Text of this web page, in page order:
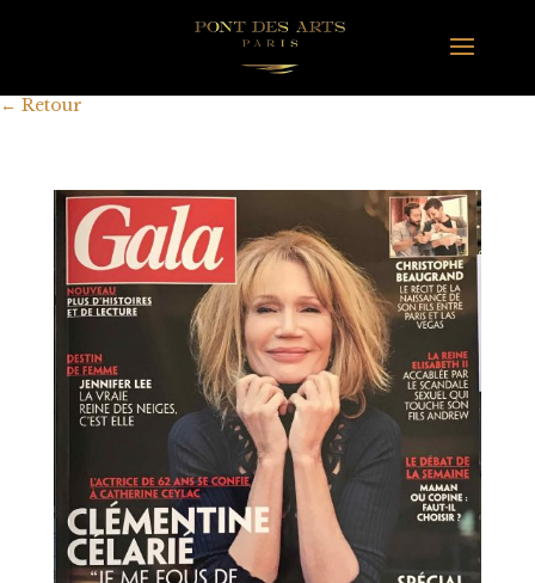
← Retour